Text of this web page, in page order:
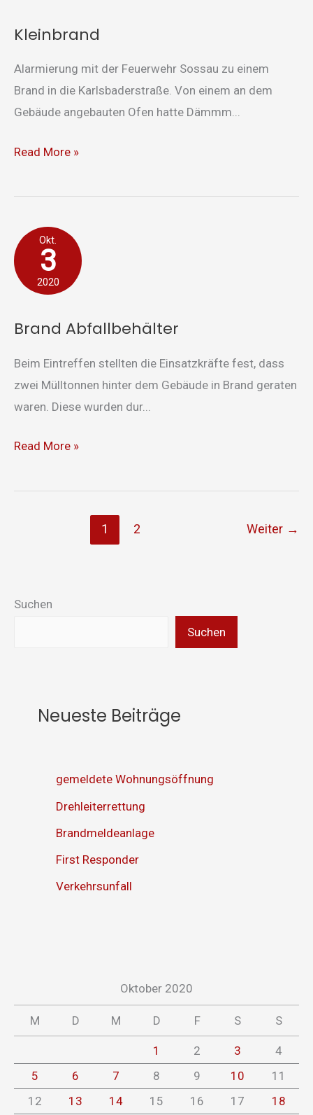
Kleinbrand
Alarmierung mit der Feuerwehr Sossau zu einem
Brand in die Karlsbaderstraße. Von einem an dem
Gebäude angebauten Ofen hatte Dämmm...
Read More »
Okt.
3
2020
Brand Abfallbehälter
Beim Eintreffen stellten die Einsatzkräfte fest, dass
zwei Mülltonnen hinter dem Gebäude in Brand geraten
waren. Diese wurden dur...
Brand
Abfallbehälter
Read More »
1 2 Weiter →
Suchen
Suchen
Neueste Beiträge
gemeldete Wohnungsöffnung
Drehleiterrettung
Brandmeldeanlage
First Responder
Verkehrsunfall
Oktober 2020
M D M D F S S
1 2 3
4
5
6 7 8 9 10
11
12
13 14 15 16 17
18